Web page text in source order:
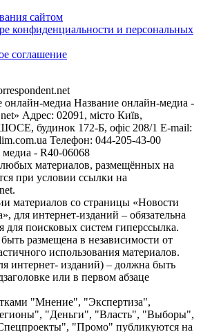
сайтом
конфиденциальности и персональных
соглашение
онлайн-медиа Название онлайн-медиа -
Адрес: 02091, місто Київ,
будинок 172-Б, офіс 208/1 E-mail:
Телефон: 044-205-43-00
- R40-06068
материалов, размещённых на
при условии ссылки на
материалов со страницы «Новости
для интернет-изданий – обязательна
для поисковых систем гиперссылка.
размещена в независимости от
использования материалов.
интернет- изданий) – должна быть
или в первом абзаце
"Мнение", "Экспертиза",
"Деньги", "Власть", "Выборы",
"Промо" публикуются на